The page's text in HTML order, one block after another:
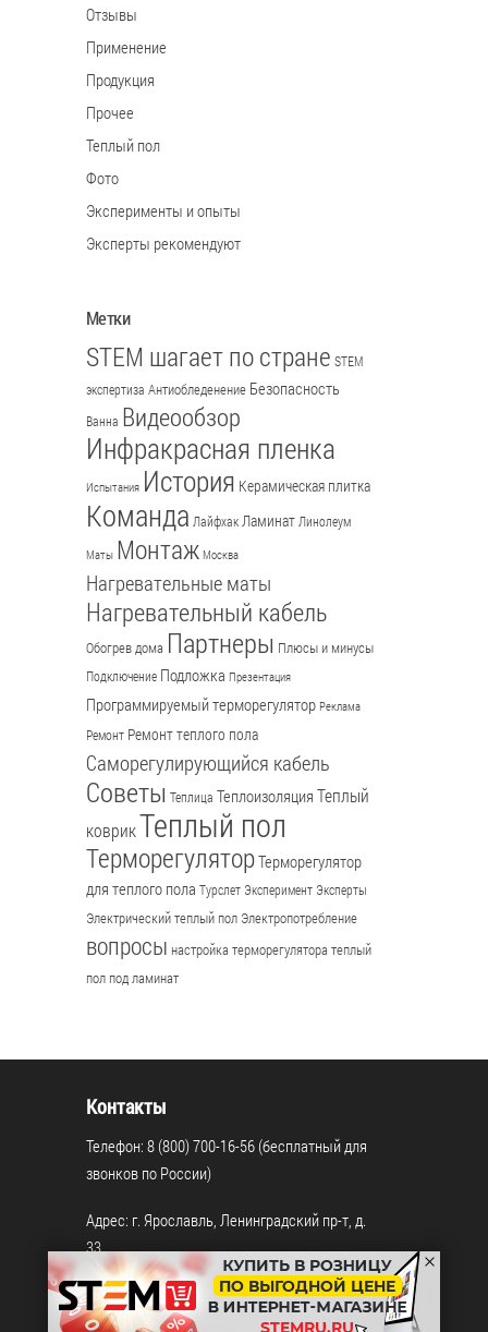
Отзывы
Применение
Продукция
Прочее
Теплый пол
Фото
Эксперименты и опыты
Эксперты рекомендуют
Метки
STEM шагает по стране STEM
экспертиза Антиобледенение Безопасность
Ванна Видеообзор
Инфракрасная пленка
Испытания История Керамическая плитка
Команда ЛайфхакЛаминат Линолеум
Маты Монтаж Москва
Нагревательные маты
Нагревательный кабель
Обогрев дома Партнеры Плюсы и минусы
Подключение Подложка Презентация
Программируемый терморегулятор Реклама
Ремонт Ремонт теплого пола
Саморегулирующийся кабель
Советы Теплица Теплоизоляция Теплый
коврикТеплый пол
ТерморегуляторТерморегулятор
для теплого пола Турслет Эксперимент Эксперты
Электрический теплый пол Электропотребление
вопросы настройка терморегуляторатеплый
пол под ламинат
Контакты
Телефон: 8 (800) 700-16-56 (бесплатный для
звонков по России)
Адрес: г. Ярославль, Ленинградский пр-т, д.
33